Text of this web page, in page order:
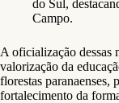
do Sul,
Campo.
A oficialização dessas
valorização da
florestas paranaenses,
fortalecimento da